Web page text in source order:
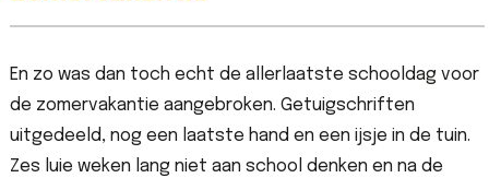
En zo was dan toch echt de allerlaatste schooldag voor
de zomervakantie aangebroken. Getuigschriften
uitgedeeld, nog een laatste hand en een ijsje in de tuin.
Zes luie weken lang niet aan school denken en na de